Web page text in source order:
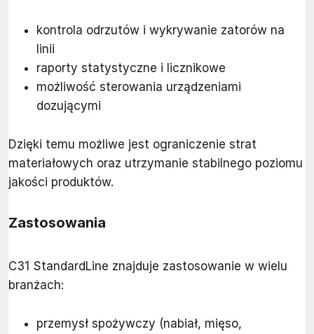
kontrola odrzutów i wykrywanie zatorów na
linii
raporty statystyczne i licznikowe
możliwość sterowania urządzeniami
dozującymi
Dzięki temu możliwe jest ograniczenie strat
materiałowych oraz utrzymanie stabilnego poziomu
jakości produktów.
Zastosowania
C31 StandardLine znajduje zastosowanie w wielu
branżach:
przemysł spożywczy (nabiał, mięso,